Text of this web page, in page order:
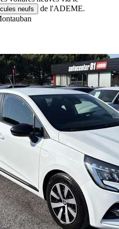
neufs
de l'ADEME.